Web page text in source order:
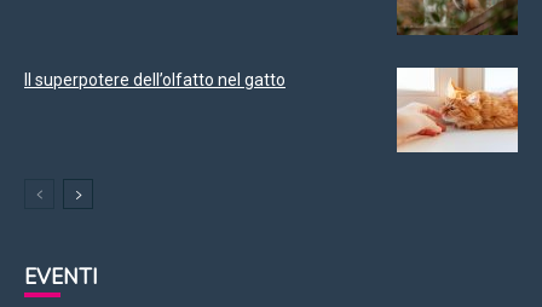
Il superpotere dell’olfatto nel gatto
EVENTI